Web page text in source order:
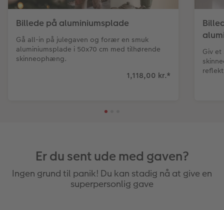
Billede på aluminiumsplade
Gå all-in på julegaven og forær en smuk
aluminiumsplade i 50x70 cm med tilhørende
skinneophæng.
1,118,00 kr.*
Giv
Er du sent ude med gaven?
Ingen grund til panik! Du kan stadig nå at give en
superpersonlig gave